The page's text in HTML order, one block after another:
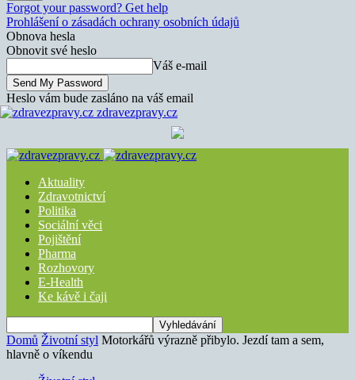
Forgot your password? Get help
Prohlášení o zásadách ochrany osobních údajů
Obnova hesla
Obnovit své heslo
Váš e-mail
Heslo vám bude zasláno na váš email
zdravezpravy.cz
Aktuality
Zdravotnictví
Politika
Sociální věci
Pojištění
Pharma
Rozhovory
E-Health
Ke kávě i čaji
Domů Životní styl Motorkářů výrazně přibylo. Jezdí tam a sem,
hlavně o víkendu